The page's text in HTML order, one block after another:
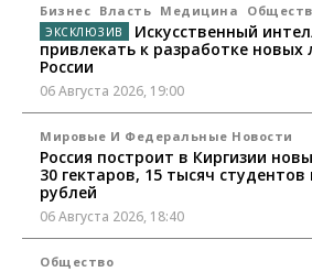
Бизнес Власть Медицина
Искусственный
привлекать к разработке новых
России
06 Августа 2026, 19:00
Мировые И Федеральные Новости
Россия построит в Киргизии
30 гектаров, 15 тысяч
рублей
06 Августа 2026, 18:40
Общество